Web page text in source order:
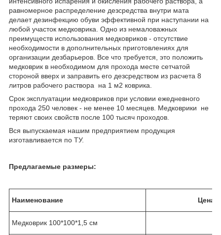
равномерное распределение дезсредства внутри мата
делает дезинфекцию обуви эффективной при наступании на
любой участок медковрика. Одно из немаловажных
преимуществ использования медковриков - отсутствие
необходимости в дополнительных приготовлениях для
организации дезбарьеров. Все что требуется, это положить
медковрик в необходимом для прохода месте сетчатой
стороной вверх и заправить его дезсредством из расчета 8
литров рабочего раствора на 1 м2 коврика.
Срок эксплуатации медковриков при условии ежедневного
прохода 250 человек - не менее 10 месяцев. Медковрики не
теряют своих свойств после 100 тысяч проходов.
Вся выпускаемая нашим предприятием продукция
изготавливается по ТУ.
Предлагаемые размеры:
Наименование Цена
Медковрик 100*100*1,5 см